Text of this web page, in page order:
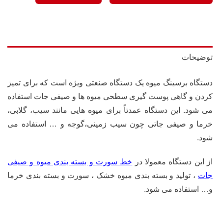
توضیحات
دستگاه برسینگ میوه یک دستگاه صنعتی ویژه است که برای تمیز
کردن و گاهی پوست گیری سطحی میوه ها و صیفی جات استفاده
می شود. این دستگاه عمدتاً برای میوه هایی مانند سیب، گلابی،
خرما و صیفی جاتی چون سیب زمینی،گوجه و … استفاده می
شود.
از این دستگاه معمولا در خط سورت و بسته بندی میوه و صیفی
جات ، تولید و بسته بندی میوه خشک ، سورت و بسته بندی خرما
و… استفاده می شود.